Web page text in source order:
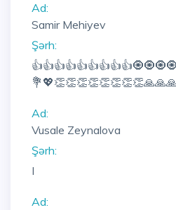
Ad:
Samir Mehiyev
Şərh:
Ad:
Vusale Zeynalova
Şərh:
I
Ad: